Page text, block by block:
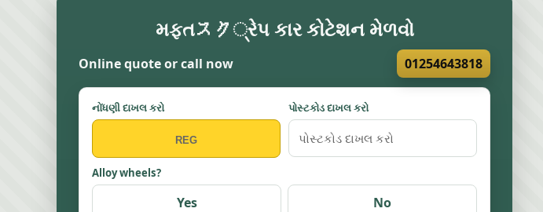
મફતスク્રેપ કાર કોટેશન મેળવો
Online quote or call now 01254643818
નોંધણી દાખલ કરો પોસ્ટકોડ દાખલ કરો
Alloy wheels?
Yes No